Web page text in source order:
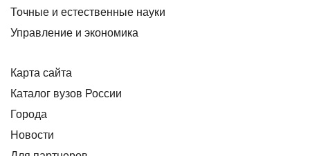
Точные и естественные науки
Управление и экономика
Карта сайта
Каталог вузов России
Города
Новости